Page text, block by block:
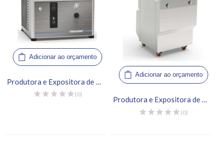
Adicionar ao orçamento
(0)
Adicionar ao orçamento
Produtora e Expositora de Gelato – Frigomat, GX2
(0)